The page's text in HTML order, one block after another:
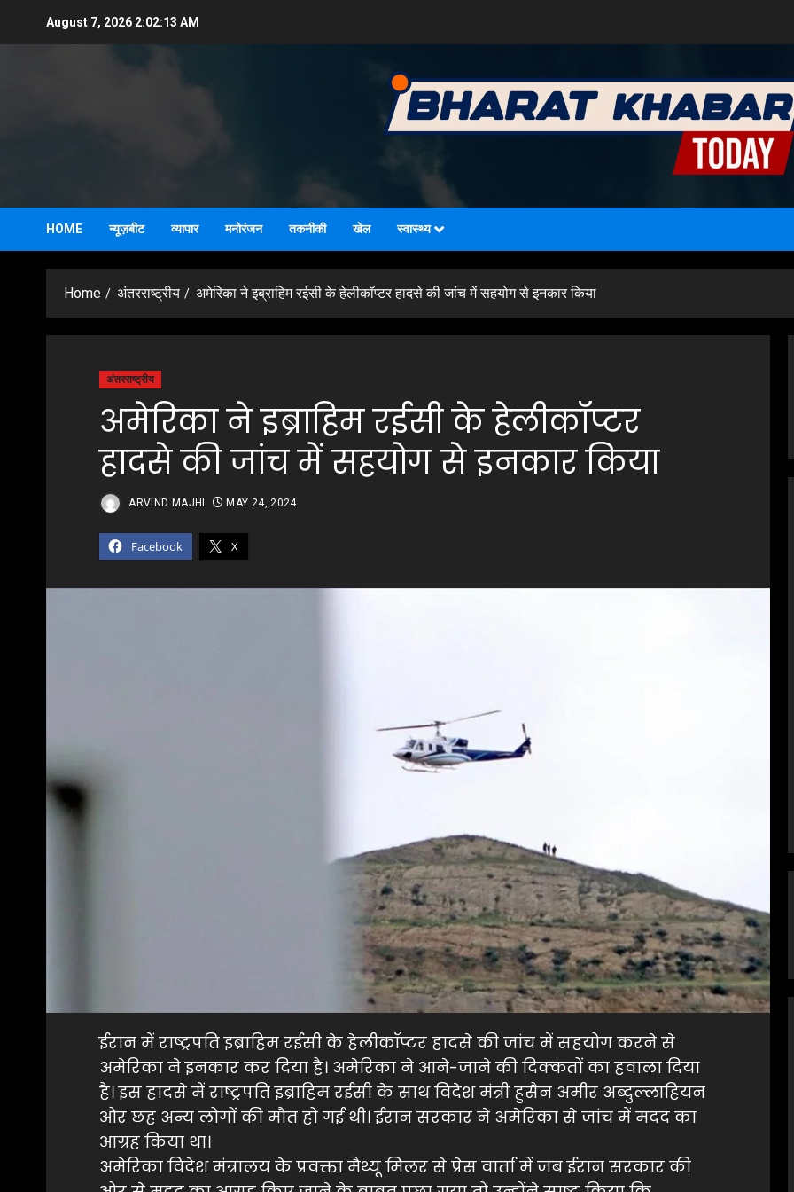
August 7, 2026 2:02:14 AM
HOME न्यूज़बीट व्यापार मनोरंजन तकनीकी खेल स्वास्थ्य
Home अंतरराष्ट्रीय अमेरिका ने इब्राहिम रईसी के हेलीकॉप्टर हादसे की जांच में सहयोग से इनकार किया
अंतरराष्ट्रीय
अमेरिका ने इब्राहिम रईसी के हेलीकॉप्टर
हादसे की जांच में सहयोग से इनकार किया
Facebook X
ARVIND MAJHI MAY 24, 2024
ईरान में राष्ट्रपति इब्राहिम रईसी के हेलीकॉप्टर हादसे की जांच में सहयोग करने से
अमेरिका ने इनकार कर दिया है। अमेरिका ने आने-जाने की दिक्कतों का हवाला दिया
है। इस हादसे में राष्ट्रपति इब्राहिम रईसी के साथ विदेश मंत्री हुसैन अमीर अब्दुल्लाहियन
और छह अन्य लोगों की मौत हो गई थी। ईरान सरकार ने अमेरिका से जांच में मदद का
आग्रह किया था।
अमेरिका विदेश मंत्रालय के प्रवक्ता मैथ्यू मिलर से प्रेस वार्ता में जब ईरान सरकार की